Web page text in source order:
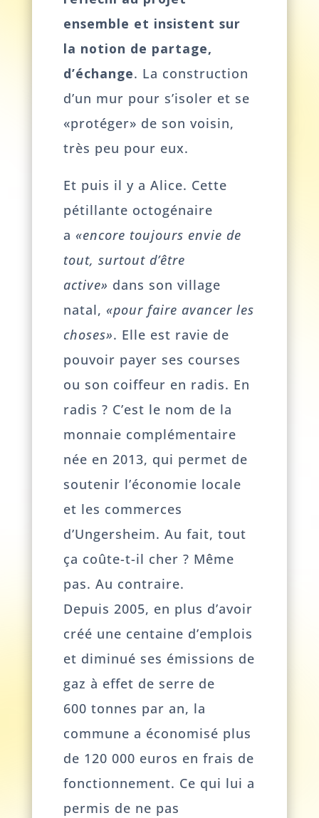
ensemble et insistent sur
la notion de partage,
d’échange. La construction
d’un mur pour s’isoler et se
«protéger» de son voisin,
très peu pour eux.
Et puis il y a Alice. Cette
pétillante octogénaire
a«encore toujours envie de
tout, surtout d’être
active» dans son village
natal,«pour faire avancer les
choses». Elle est ravie de
pouvoir payer ses courses
ou son coiffeur en radis. En
radis ? C’est le nom de la
monnaie complémentaire
née en 2013, qui permet de
soutenir l’économie locale
et les commerces
d’Ungersheim. Au fait, tout
ça coûte-t-il cher ? Même
pas. Au contraire.
Depuis 2005, en plus d’avoir
créé une centaine d’emplois
et diminué ses émissions de
gaz à effet de serre de
600 tonnes par an, la
commune a économisé plus
de 120 000 euros en frais de
fonctionnement. Ce qui lui a
permis de ne pas